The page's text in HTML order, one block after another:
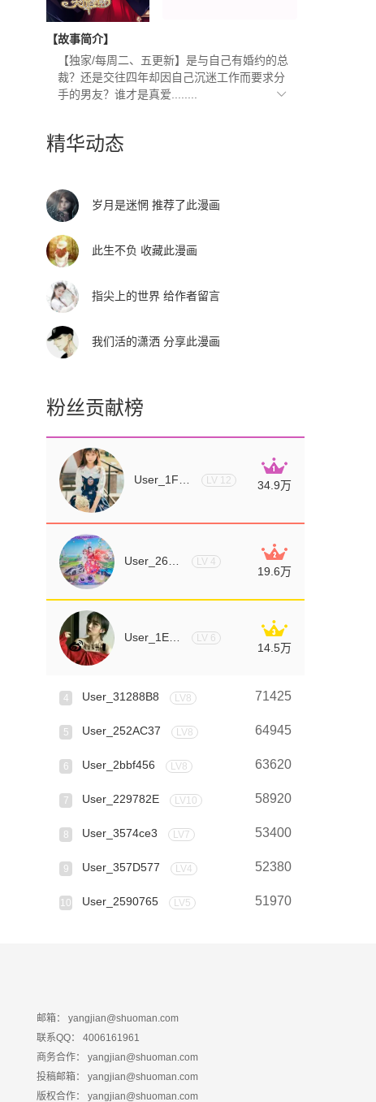
【故事简介】
【独家/每周二、五更新】是与自己有婚约的总
裁？还是交往四年却因自己沉迷工作而要求分
手的男友？谁才是真爱........
精华动态
岁月是迷惘 推荐了此漫画
此生不负 收藏此漫画
指尖上的世界 给作者留言
我们活的潇洒 分享此漫画
薄雾晨曦，薇光孤寂 收藏此漫画
粉丝贡献榜
LV 12 34.9万
LV 4
19.6万
LV 6
14.5万
4 User_31288B8 LV8 71425
5 User_252AC37 LV8 64945
6 User_2bbf456 LV8 63620
7 User_229782E LV10 58920
8 User_3574ce3 LV7 53400
9 User_357D577 LV4 52380
10 User_2590765 LV5 51970
邮箱： yangjian@shuoman.com
联系QQ： 4006161961
商务合作： yangjian@shuoman.com
投稿邮箱： yangjian@shuoman.com
版权合作： yangjian@shuoman.com